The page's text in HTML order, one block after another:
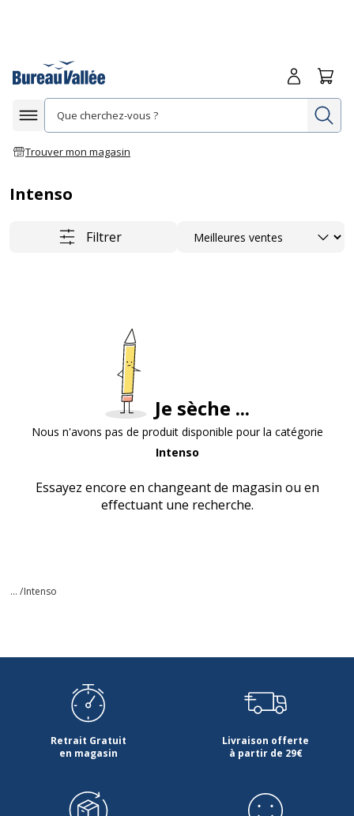
Afficher la navigation
Trouver mon magasin
Me
Intenso
Filtrer Trier
Je sèche ...
Nous n'avons pas de produit disponible pour la catégorie
Intenso
Essayez encore en changeant de magasin ou en
effectuant une recherche.
... /Intenso
Retrait Gratuit
en magasin
Livraison offerte
à partir de 29€